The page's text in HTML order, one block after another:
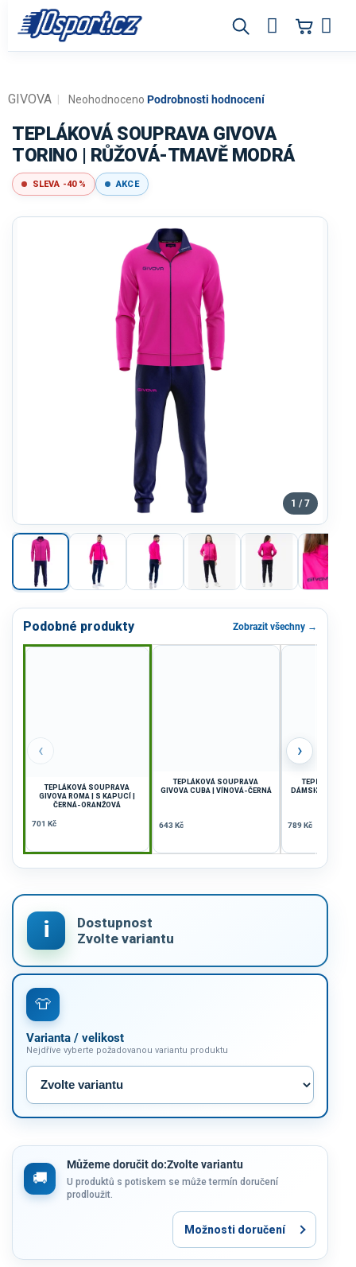
obsah
Průměrné
produktu
je
0,0
z
5
Neohodnoceno Podrobnosti hodnocení
GIVOVA
TEPLÁKOVÁ SOUPRAVA GIVOVA
TORINO | RŮŽOVÁ-TMAVĚ MODRÁ
SLEVA -40 % AKCE
1 / 7
Podobné produkty Zobrazit všechny →
‹
TEPLÁKOVÁ SOUPRAVA
GIVOVA ROMA | S KAPUCÍ |
ČERNÁ-ORANŽOVÁ
701 Kč
TEPLÁKOVÁ SOUPRAVA
GIVOVA CUBA | VÍNOVÁ-ČERNÁ
643 Kč
TEPLÁKOVÁ
DÁMSKÁ GIVOVA
789 Kč
›
Varianta / velikost
Nejdříve vyberte požadovanou variantu produktu
Můžeme doručit do:Zvolte variantu
U produktů s potiskem se může termín doručení
prodloužit.
Možnosti doručení